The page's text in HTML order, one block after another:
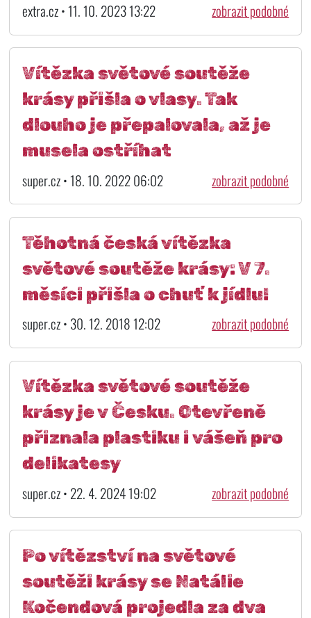
extra.cz • 11. 10. 2023 13:22 zobrazit podobné
Vítězka světové soutěže
krásy přišla o vlasy. Tak
dlouho je přepalovala, až je
musela ostříhat
super.cz • 18. 10. 2022 06:02 zobrazit podobné
Těhotná česká vítězka
světové soutěže krásy: V 7.
měsíci přišla o chuť k jídlu!
super.cz • 30. 12. 2018 12:02 zobrazit podobné
Vítězka světové soutěže
krásy je v Česku. Otevřeně
přiznala plastiku i vášeň pro
delikatesy
super.cz • 22. 4. 2024 19:02 zobrazit podobné
Po vítězství na světové
soutěži krásy se Natálie
Kočendová projedla za dva